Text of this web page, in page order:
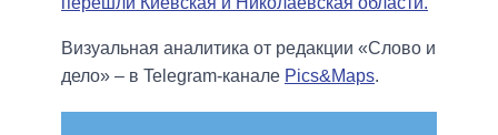
Визуальная аналитика от редакции «Слово и
дело» – в Telegram-канале Pics&Maps.